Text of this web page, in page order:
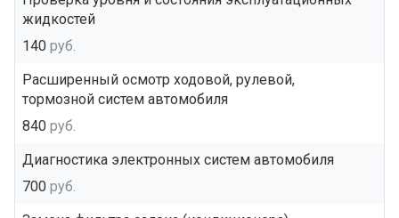
жидкостей
140 руб.
Расширенный осмотр ходовой, рулевой,
тормозной систем автомобиля
840 руб.
Диагностика электронных систем автомобиля
700 руб.